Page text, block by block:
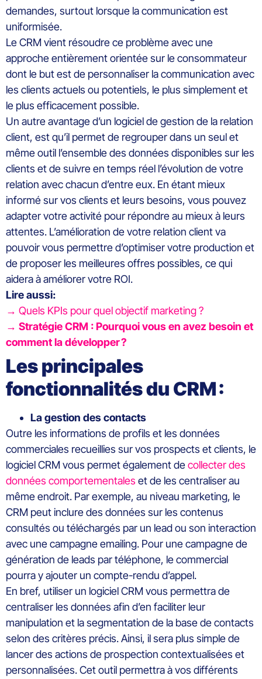
demandes, surtout lorsque la communication est
uniformisée.
Le CRM vient résoudre ce problème avec une
approche entièrement orientée sur le consommateur
dont le but est de personnaliser la communication avec
les clients actuels ou potentiels, le plus simplement et
le plus efficacement possible.
Un autreavantage d’un logiciel de gestion de la relation
client, est qu’il permet de regrouper dans un seul et
même outil l’ensemble des données disponibles sur les
clients et de suivre en temps réel l’évolution de votre
relation avec chacun d’entre eux. En étant mieux
informé survos clients et leurs besoins, vous pouvez
adapter votre activité pour répondre au mieux à leurs
attentes. L’amélioration de votre relation client va
pouvoirvous permettre d’optimiser votre production et
de proposer les meilleures offres possibles, ce qui
aidera à améliorer votre ROI.
Lire aussi:
→ Quels KPIs pour quel objectif marketing ?
→ Stratégie CRM : Pourquoi vous en avez besoin et
comment la développer ?
Les principales
fonctionnalitésdu CRM:
La gestion des contacts
Outre les informations de profils et les données
commerciales recueillies sur vos prospects et clients, le
logicielCRM vous permetégalementdecollecter des
données comportementales et de les centraliser au
même endroit. Par exemple, au niveau marketing, le
CRM peutincluredes données sur les contenus
consultés ou téléchargés par un lead ou son interaction
avec une campagne emailing. Pour une campagne de
génération de leads partéléphone, le commercial
pourra yajouter un compte-rendu d’appel.
En bref, utiliser un logiciel CRM vous permettra de
centraliser les données afin d’en faciliter leur
manipulation et la segmentation de la base de contacts
selon des critères précis. Ainsi, il sera plus simplede
lancerdes actions de prospection contextualisées et
personnalisées.Cet outil permettra à vos différents